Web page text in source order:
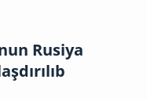
Rusiya